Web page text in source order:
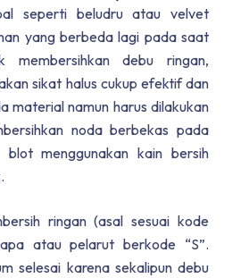
seperti beludru atau velvet
yang berbeda lagi pada saat
membersihkan debu ringan,
sikat halus cukup efektif dan
material namun harus dilakukan
noda berbekas pada
blot menggunakan kain bersih
ringan (asal sesuai kode
atau pelarut berkode “S”.
selesai karena sekalipun debu